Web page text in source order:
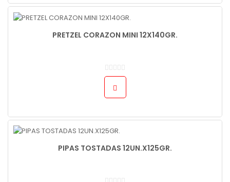
PRETZEL CORAZON MINI 12X140GR.
PIPAS TOSTADAS 12UN.X125GR.